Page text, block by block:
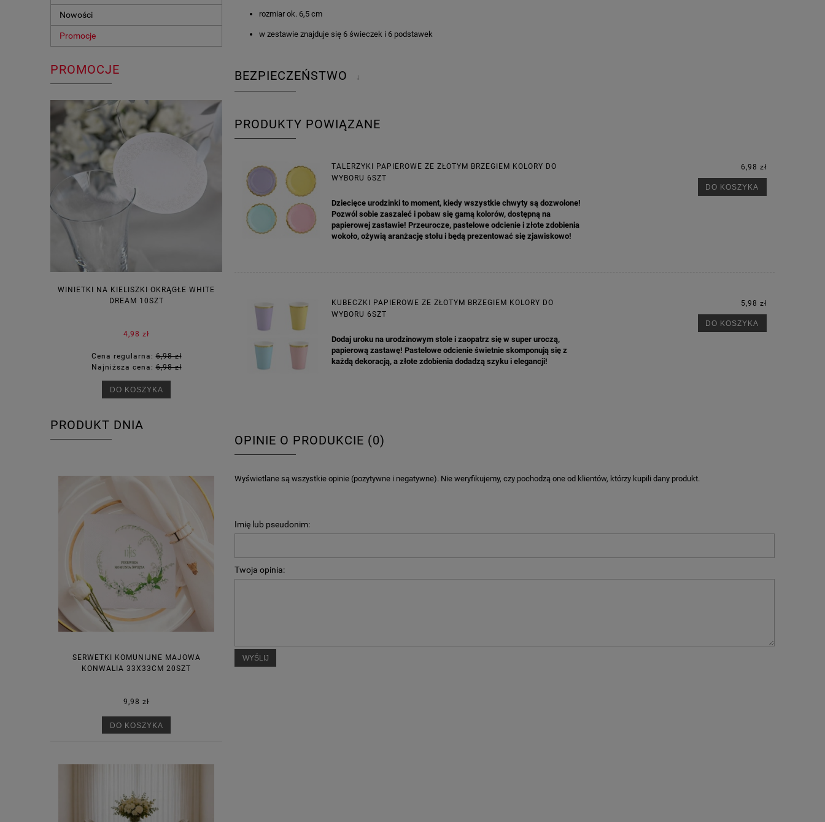
Nowości
Promocje
PROMOCJE
WINIETKI NA KIELISZKI OKRĄGŁE WHITE
DREAM 10SZT
4,98 zł
Cena regularna:6,98 zł
Najniższa cena:6,98 zł
DO KOSZYKA
KORONKA KWADRAT 10SZT
9,98 zł
Najniższa cena:
3,00 zł
Cena regularna: 7,30 zł
Najniższa cena:
7,30 zł
PRODUKT DNIA
SERWETKI KOMUNIJNE MAJOWA
KONWALIA 33X33CM 20SZT
9,98 zł
DO KOSZYKA
rozmiar ok. 6,5 cm
w zestawie znajduje się 6 świeczek i 6 podstawek
BEZPIECZEŃSTWO ↓
PRODUKTY POWIĄZANE
TALERZYKI PAPIEROWE ZE ZŁOTYM BRZEGIEM KOLORY DO
WYBORU 6SZT
Dziecięce urodzinki to moment, kiedy wszystkie chwyty są dozwolone!
Pozwól sobie zaszaleć i pobaw się gamą kolorów, dostępną na
papierowej zastawie! Przeurocze, pastelowe odcienie i złote zdobienia
wokoło, ożywią aranżację stołu i będą prezentować się zjawiskowo!
6,98 zł
DO KOSZYKA
KUBECZKI PAPIEROWE ZE ZŁOTYM BRZEGIEM KOLORY DO
WYBORU 6SZT
Dodaj uroku na urodzinowym stole i zaopatrz się w super uroczą,
papierową zastawę! Pastelowe odcienie świetnie skomponują się z
każdą dekoracją, a złote zdobienia dodadzą szyku i elegancji!
5,98 zł
DO KOSZYKA
OPINIE O PRODUKCIE (0)
Wyświetlane są wszystkie opinie (pozytywne i negatywne). Nie weryfikujemy, czy pochodzą one od klientów, którzy kupili dany produkt.
Imię lub pseudonim:
Twoja opinia:
WYŚLIJ